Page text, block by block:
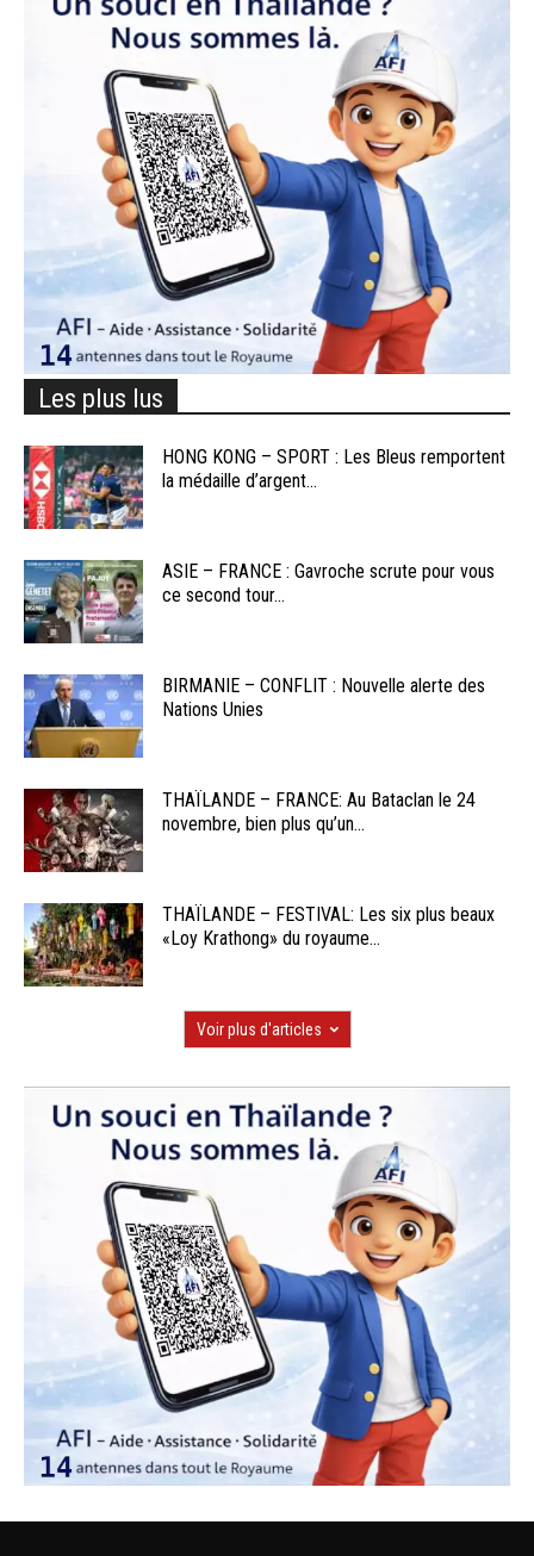
Les plus lus
HONG KONG – SPORT : Les Bleus remportent
la médaille d’argent...
ASIE – FRANCE : Gavroche scrute pour vous
ce second tour...
BIRMANIE – CONFLIT : Nouvelle alerte des
Nations Unies
THAÏLANDE – FRANCE: Au Bataclan le 24
novembre, bien plus qu’un...
THAÏLANDE – FESTIVAL: Les six plus beaux
«Loy Krathong» du royaume...
Voir plus d'articles